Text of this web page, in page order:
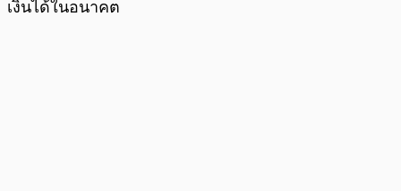
เงินได้ในอนาคต